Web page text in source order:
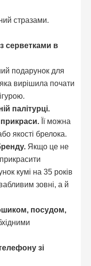
стразами.
серветками в
подарунок для
вирішила почати
палітурці.
Її можна
якості брелока.
Якщо це не
кумі на 35 років
зовні, а й
посудом,
зі